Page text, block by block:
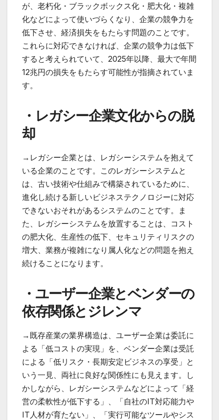
が、老朽化・ブラックボックス化・肥大化・複雑
化などによって使いづらくなり、企業の競争力を
低下させ、経済損失をもたらす問題のことです。
これらに対応できなければ、企業の競争力は低下
すると考えられていて、2025年以降、最大で年間
12兆円の損失をもたらす可能性が指摘されていま
す。
・レガシー企業文化からの脱
却
→レガシー企業とは、レガシーシステムを抱えて
いる企業のことです。このレガシーシステムと
は、古い技術や仕組みで構築されているために、
進化し続ける新しいビジネステクノロジーに対応
できないおそれがあるシステムのことです。ま
た、レガシーシステムを放置することは、コスト
の肥大化、生産性の低下、セキュリティリスクの
増大、業務が複雑になり属人化などの問題を抱え
続けることになります。
・ユーザー企業とベンダーの
依存関係とジレンマ
→既存産業の業界構造は、ユーザー企業は委託に
よる「低コストの実現」を、ベンダー企業は受託
による「低リスク・長期安定ビジネスの享受」と
いう一見、両社に良好な関係性にも見えます。し
かしながら、レガシーシステムなどによって「経
営の柔軟性が低下する」、「自社のIT対応能力や
IT人材が育たない」、「実行可能なツールやシス